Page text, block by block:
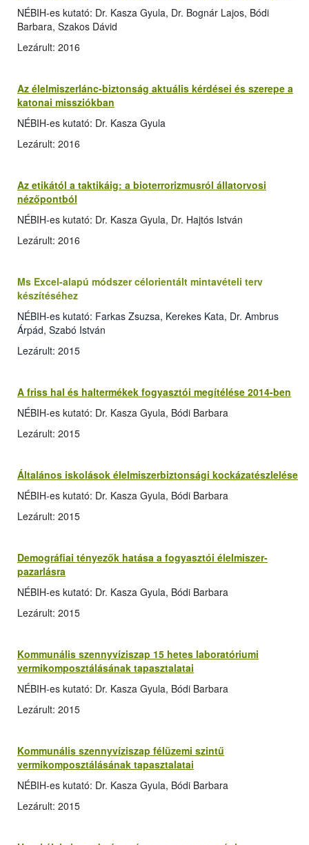
NÉBIH-es kutató: Dr. Kasza Gyula, Dr. Bognár Lajos, Bódi
Barbara, Szakos Dávid
Lezárult: 2016
Az élelmiszerlánc-biztonság aktuális kérdései és szerepe a
katonai missziókban
NÉBIH-es kutató: Dr. Kasza Gyula
Lezárult: 2016
Az etikától a taktikáig: a bioterrorizmusról állatorvosi
nézőpontból
NÉBIH-es kutató: Dr. Kasza Gyula, Dr. Hajtós István
Lezárult: 2016
Ms Excel-alapú módszer célorientált mintavételi terv
készítéséhez
NÉBIH-es kutató: Farkas Zsuzsa, Kerekes Kata, Dr. Ambrus
Árpád, Szabó István
Lezárult: 2015
A friss hal és haltermékek fogyasztói megítélése 2014-ben
NÉBIH-es kutató: Dr. Kasza Gyula, Bódi Barbara
Lezárult: 2015
Általános iskolások élelmiszerbiztonsági kockázatészlelése
NÉBIH-es kutató: Dr. Kasza Gyula, Bódi Barbara
Lezárult: 2015
Demográfiai tényezők hatása a fogyasztói élelmiszer-
pazarlásra
NÉBIH-es kutató: Dr. Kasza Gyula, Bódi Barbara
Lezárult: 2015
Kommunális szennyvíziszap 15 hetes laboratóriumi
vermikomposztálásának tapasztalatai
NÉBIH-es kutató: Dr. Kasza Gyula, Bódi Barbara
Lezárult: 2015
Kommunális szennyvíziszap félüzemi szintű
vermikomposztálásának tapasztalatai
NÉBIH-es kutató: Dr. Kasza Gyula, Bódi Barbara
Lezárult: 2015